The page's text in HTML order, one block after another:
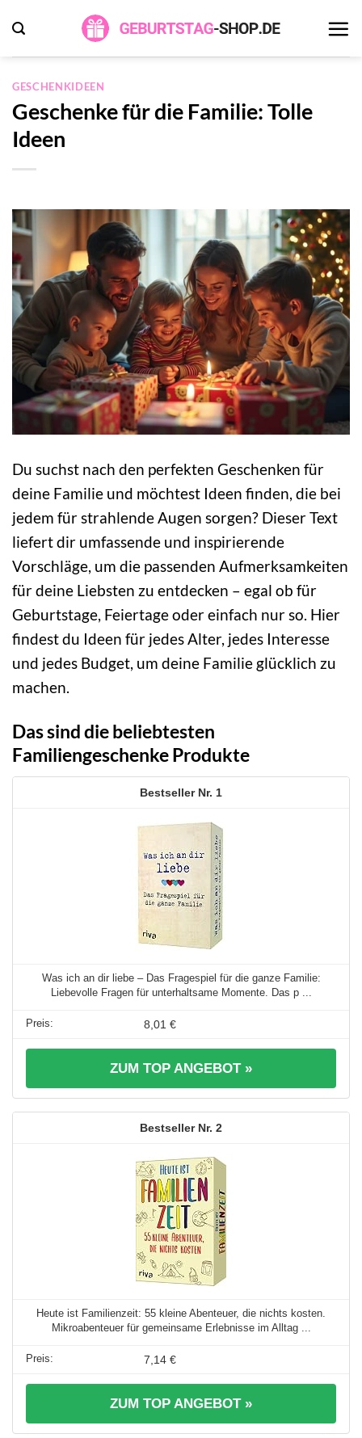
Inhalt
springen
GESCHENKIDEEN
Geschenke für die Familie: Tolle
Ideen
Du suchst nach den perfekten Geschenken für
deine Familie und möchtest Ideen finden, die bei
jedem für strahlende Augen sorgen? Dieser Text
liefert dir umfassende und inspirierende
Vorschläge, um die passenden Aufmerksamkeiten
für deine Liebsten zu entdecken – egal ob für
Geburtstage, Feiertage oder einfach nur so. Hier
findest du Ideen für jedes Alter, jedes Interesse
und jedes Budget, um deine Familie glücklich zu
machen.
Das sind die beliebtesten
Familiengeschenke Produkte
1
Was ich an dir liebe – Das Fragespiel für die ganze Familie:
Liebevolle Fragen für unterhaltsame Momente. Das p ...
8,01 €
ZUM TOP ANGEBOT »
2
Heute ist Familienzeit: 55 kleine Abenteuer, die nichts kosten.
Mikroabenteuer für gemeinsame Erlebnisse im Alltag ...
7,14 €
ZUM TOP ANGEBOT »